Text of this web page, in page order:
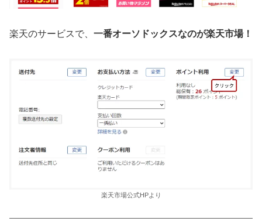
楽天のサービスで、 一番オーソドックスなのが楽天市場！
楽天市場公式HPより